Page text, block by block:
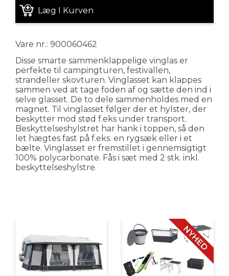
Læg I Kurven
Vare nr.: 900060462
Disse smarte sammenklappelige vinglas er
perfekte til campingturen, festivallen,
strandeller skovturen. Vinglasset kan klappes
sammen ved at tage foden af og sætte den ind i
selve glasset. De to dele sammenholdes med en
magnet. Til vinglasset følger der et hylster, der
beskytter mod stød f.eks under transport.
Beskyttelseshylstret har hank i toppen, så den
let hægtes fast på f.eks. en rygsæk eller i et
bælte. Vinglasset er fremstillet i gennemsigtigt
100% polycarbonate. Fås i sæt med 2 stk. inkl.
beskyttelseshylstre.